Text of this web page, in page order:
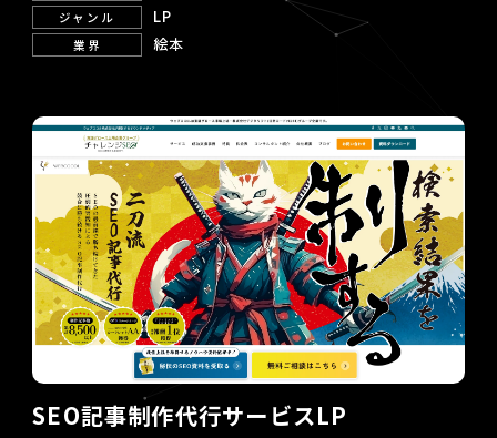
ジャンル LP
業界 絵本
SEO記事制作代行サービスLP